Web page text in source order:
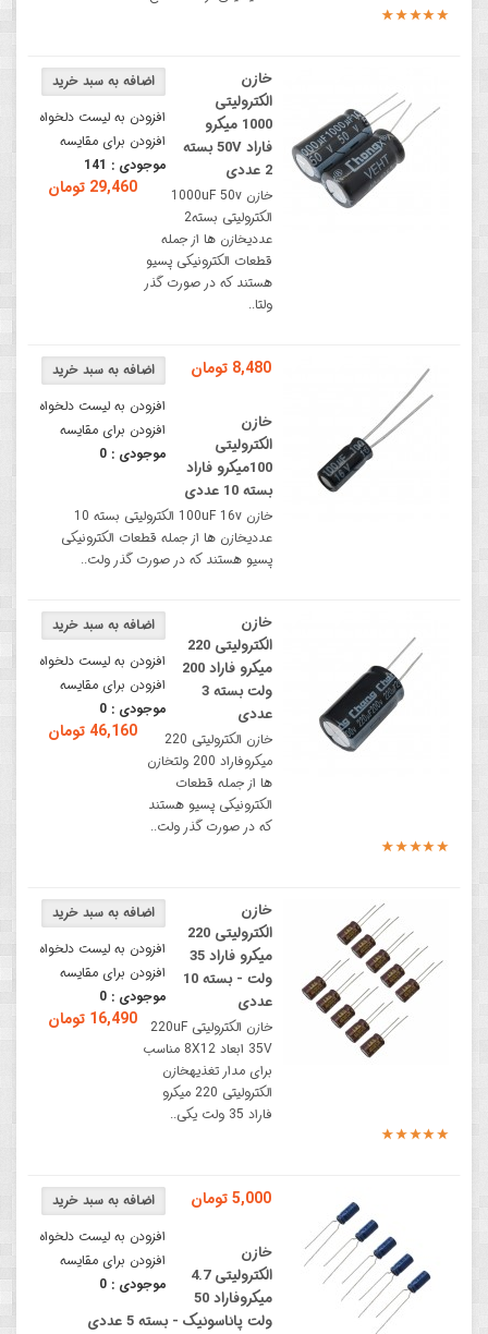
افزودن به لیست دلخواه
افزودن برای مقایسه
موجودی : 141
29,460 تومان
خازن
الکترولیتی
1000 میکرو
فاراد 50V بسته
2 عددی
خازن 1000uF 50v
الکترولیتی بسته2
عددیخازن ها از جمله
قطعات الکترونیکی پسیو
هستند که در صورت گذر
ولتا..
افزودن به لیست دلخواه
افزودن برای مقایسه
موجودی : 0
8,480 تومان
خازن
الکترولیتی
100میکرو فاراد
بسته 10 عددی
خازن 100uF 16v الکترولیتی بسته 10
عددیخازن ها از جمله قطعات الکترونیکی
پسیو هستند که در صورت گذر ولت..
افزودن به لیست دلخواه
افزودن برای مقایسه
موجودی : 0
46,160 تومان
خازن
الکترولیتی 220
میکرو فاراد 200
ولت بسته 3
عددی
خازن الکترولیتی 220
میکروفاراد 200 ولتخازن
ها از جمله قطعات
الکترونیکی پسیو هستند
که در صورت گذر ولت..
افزودن به لیست دلخواه
افزودن برای مقایسه
موجودی : 0
16,490 تومان
خازن
الکترولیتی 220
میکرو فاراد 35
ولت - بسته 10
عددی
خازن الکترولیتی 220uF
35V ابعاد 8X12 مناسب
برای مدار تغذیهخازن
الکترولیتی 220 میکرو
فاراد 35 ولت یکی..
افزودن به لیست دلخواه
افزودن برای مقایسه
موجودی : 0
5,000 تومان
خازن
الکترولیتی 4.7
میکروفاراد 50
ولت پاناسونیک - بسته 5 عددی